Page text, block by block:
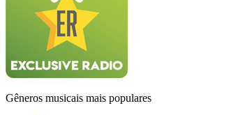
Gêneros musicais mais populares